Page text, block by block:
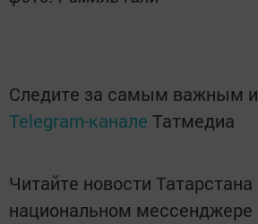
Следите за самым важным
Telegram-канале Татмедиа
Читайте новости Татарстана
национальном